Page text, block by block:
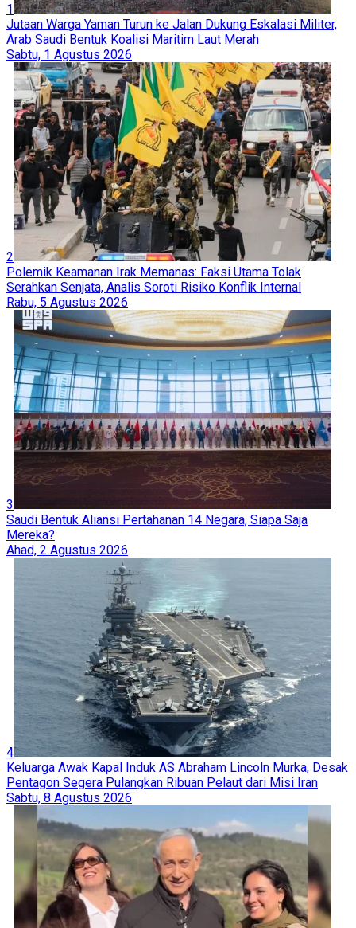
1
Jutaan Warga Yaman Turun ke Jalan Dukung Eskalasi Militer,
Arab Saudi Bentuk Koalisi Maritim Laut Merah
Sabtu, 1 Agustus 2026
2
Polemik Keamanan Irak Memanas: Faksi Utama Tolak
Serahkan Senjata, Analis Soroti Risiko Konflik Internal
Rabu, 5 Agustus 2026
3
Saudi Bentuk Aliansi Pertahanan 14 Negara, Siapa Saja
Mereka?
Ahad, 2 Agustus 2026
4
Keluarga Awak Kapal Induk AS Abraham Lincoln Murka, Desak
Pentagon Segera Pulangkan Ribuan Pelaut dari Misi Iran
Sabtu, 8 Agustus 2026